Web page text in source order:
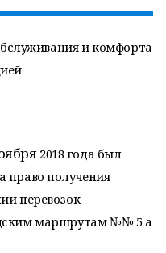
и комфорта
2018 года был
право получения
перевозок
маршрутам№№ 5 а